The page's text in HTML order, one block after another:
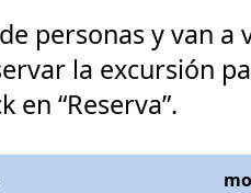
personas y van
la excursión
en “Reserva”.